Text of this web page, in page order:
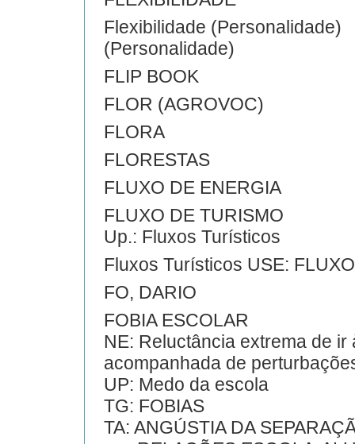
Flexibilidade
(Personalidade)
FLIP BOOK
FLOR (AGROVOC)
FLORA
FLORESTAS
FLUXO DE ENERGIA
FLUXO DE TURISMO
Up.: Fluxos Turísticos
Fluxos Turísticos USE:
FO, DARIO
FOBIA ESCOLAR
NE: Reluctância extrema de
acompanhada de
UP: Medo da escola
TG: FOBIAS
TA: ANGÚSTIA DA